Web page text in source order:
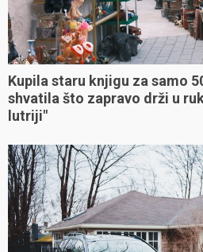
Kupila staru knjigu za samo
shvatila što zapravo drži u
lutriji"